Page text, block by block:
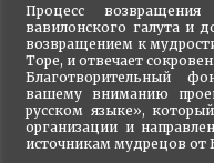
Процесс
вавилонского галута и
возвращением к
Торе, и отвечает
Благотворительный
вашему вниманию
русском языке»,
организации и
источникам мудрецов